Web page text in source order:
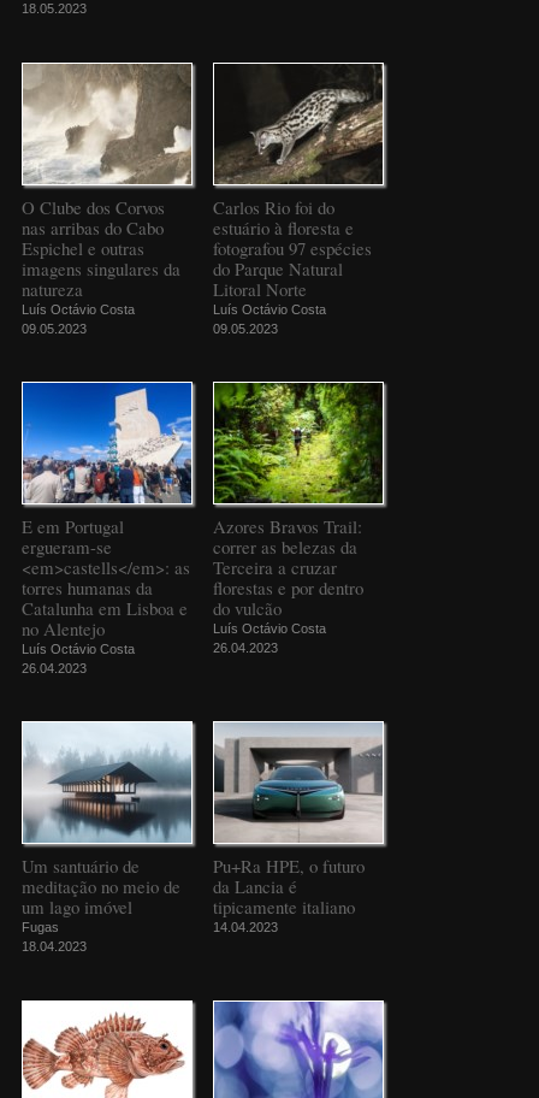
18.05.2023
O Clube dos Corvos
nas arribas do Cabo
Espichel e outras
imagens singulares da
natureza
Luís Octávio Costa
09.05.2023
Carlos Rio foi do
estuário à floresta e
fotografou 97 espécies
do Parque Natural
Litoral Norte
Luís Octávio Costa
09.05.2023
E em Portugal
ergueram-se
<em>castells</em>: as
torres humanas da
Catalunha em Lisboa e
no Alentejo
Luís Octávio Costa
26.04.2023
Azores Bravos Trail:
correr as belezas da
Terceira a cruzar
florestas e por dentro
do vulcão
Luís Octávio Costa
26.04.2023
Um santuário de
meditação no meio de
um lago imóvel
Fugas
18.04.2023
Pu+Ra HPE, o futuro
da Lancia é
tipicamente italiano
14.04.2023